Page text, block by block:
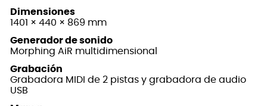
Dimensiones
1401 × 440 × 869 mm
Generador de sonido
Morphing AiR multidimensional
Grabación
Grabadora MIDI de 2 pistas y grabadora de audio
USB